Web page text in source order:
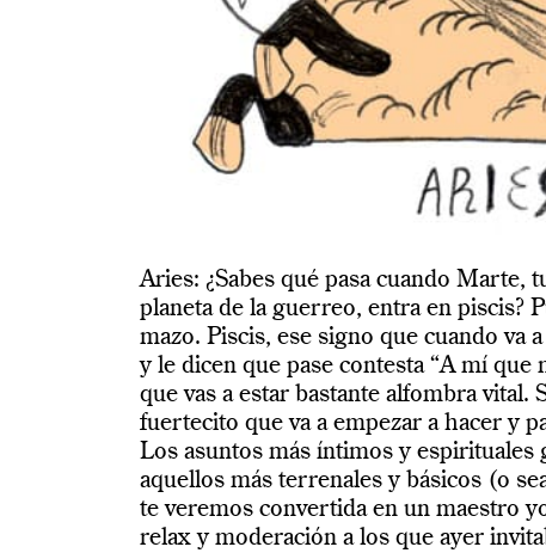
Aries: ¿Sabes qué pasa cuando Marte,
planeta de la guerreo, entra en piscis?
mazo. Piscis, ese signo que cuando va
y le dicen que pase contesta “A mí que
que vas a estar bastante alfombra vital.
fuertecito que va a empezar a hacer y
Los asuntos más íntimos y espirituales
aquellos más terrenales y básicos (o
te veremos convertida en un maestro
relax y moderación a los que ayer